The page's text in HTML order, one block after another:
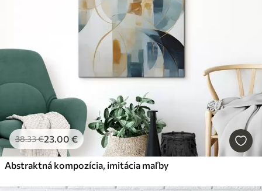
38.33€23.00 €
Abstraktná kompozícia, imitácia maľby